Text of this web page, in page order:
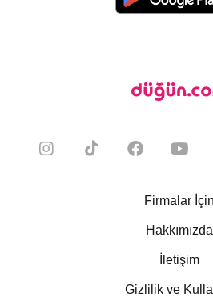
Firmalar İçin
Hakkımızda
İletişim
Gizlilik ve